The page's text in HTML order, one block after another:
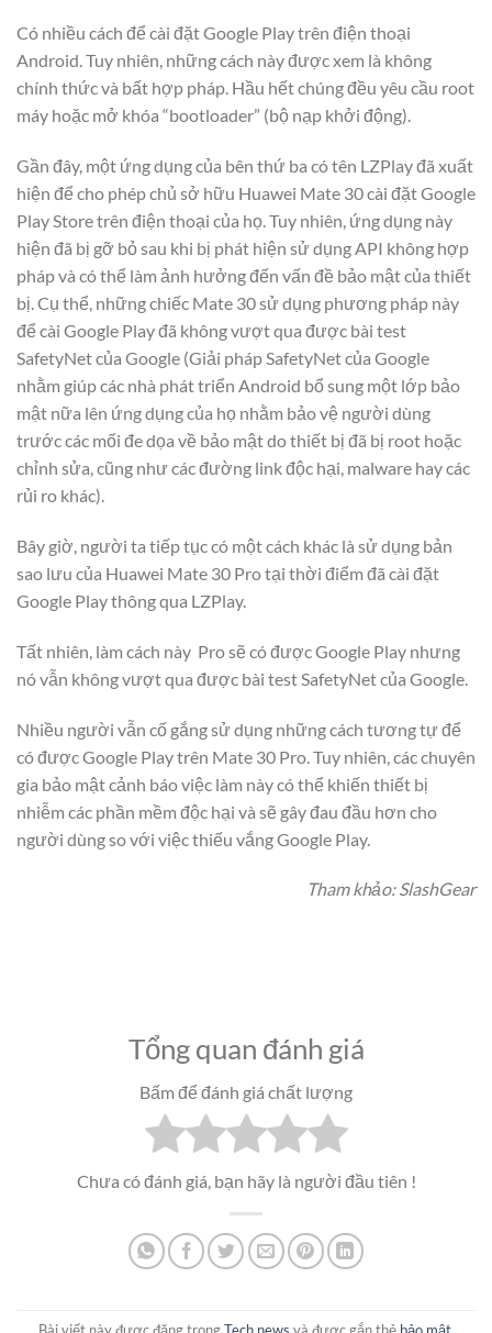
Có nhiều cách để cài đặt Google Play trên điện thoại
Android. Tuy nhiên, những cách này được xem là không
chính thức và bất hợp pháp. Hầu hết chúng đều yêu cầu root
máy hoặc mở khóa “bootloader” (bộ nạp khởi động).
Gần đây, một ứng dụng của bên thứ ba có tên LZPlay đã xuất
hiện để cho phép chủ sở hữu Huawei Mate 30 cài đặt Google
Play Store trên điện thoại của họ. Tuy nhiên, ứng dụng này
hiện đã bị gỡ bỏ sau khi bị phát hiện sử dụng API không hợp
pháp và có thể làm ảnh hưởng đến vấn đề bảo mật của thiết
bị. Cụ thể, những chiếc Mate 30 sử dụng phương pháp này
để cài Google Play đã không vượt qua được bài test
SafetyNet của Google (Giải pháp SafetyNet của Google
nhằm giúp các nhà phát triển Android bổ sung một lớp bảo
mật nữa lên ứng dụng của họ nhằm bảo vệ người dùng
trước các mối đe dọa về bảo mật do thiết bị đã bị root hoặc
chỉnh sửa, cũng như các đường link độc hại, malware hay các
rủi ro khác).
Bây giờ, người ta tiếp tục có một cách khác là sử dụng bản
sao lưu của Huawei Mate 30 Pro tại thời điểm đã cài đặt
Google Play thông qua LZPlay.
Tất nhiên, làm cách này Pro sẽ có được Google Play nhưng
nó vẫn không vượt qua được bài test SafetyNet của Google.
Nhiều người vẫn cố gắng sử dụng những cách tương tự để
có được Google Play trên Mate 30 Pro. Tuy nhiên, các chuyên
gia bảo mật cảnh báo việc làm này có thể khiến thiết bị
nhiễm các phần mềm độc hại và sẽ gây đau đầu hơn cho
người dùng so với việc thiếu vắng Google Play.
Tham khảo: SlashGear
Tổng quan đánh giá
Bấm để đánh giá chất lượng
Chưa có đánh giá, bạn hãy là người đầu tiên !
Bài viết này được đăng trongTech news và được gắn thẻ bảo mật,